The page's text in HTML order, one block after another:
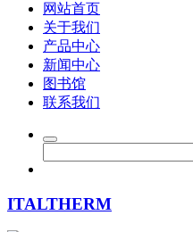
网站首页
关于我们
产品中心
新闻中心
图书馆
联系我们
ITALTHERM